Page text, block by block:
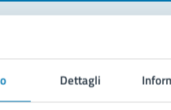
Dettagli
le domande frequenti